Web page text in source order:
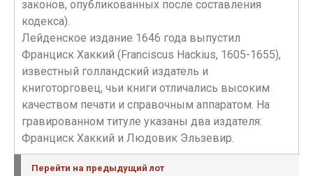
законов, опубликованных после составления
кодекса).
Лейденское издание 1646 года выпустил
Франциск Хаккий (Franciscus Hackius, 1605-1655),
известный голландский издатель и
книготорговец, чьи книги отличались высоким
качеством печати и справочным аппаратом. На
гравированном титуле указаны два издателя:
Франциск Хаккий и Людовик Эльзевир.
Перейти на предыдущий лот